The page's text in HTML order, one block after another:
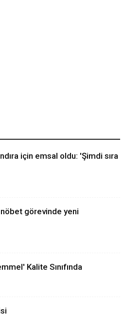
için emsal oldu: 'Şimdi sıra
görevinde yeni
Kalite Sınıfında